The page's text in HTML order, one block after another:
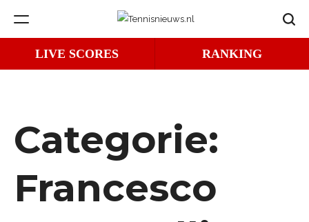
naar
Tennisnieuws.nl
LIVE SCORES RANKING
Categorie:
Francesco